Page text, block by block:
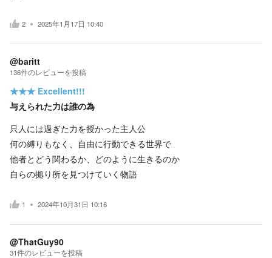
2 2025年1月17日 10:40
@baritt
136件のレビューを投稿
★★★ Excellent!!!
与えられた力は誰の為
只人には過ぎた力を授かった主人公
何の縛りもなく、自由に行動できる世界で
他者とどう関わるか、どのように生きるのか
自らの拠り所を見つけていく物語
1 2024年10月31日 10:16
@ThatGuy90
31件のレビューを投稿